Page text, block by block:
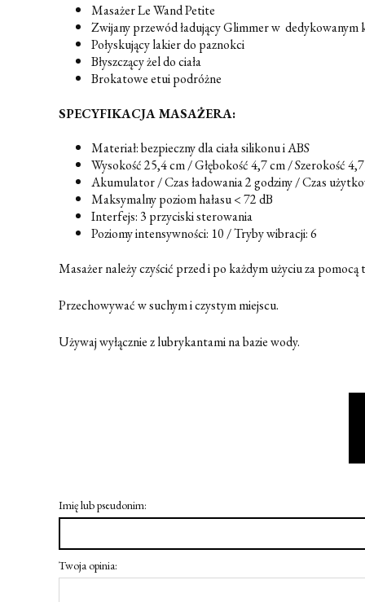
Masażer Le Wand Petite
Zwijany przewód ładujący Glimmer w dedykowanym
Połyskujący lakier do paznokci
Błyszczący żel do ciała
Brokatowe etui podróżne
SPECYFIKACJA MASAŻERA:
Materiał: bezpieczny dla ciała silikonu i ABS
Wysokość 25,4 cm / Głębokość 4,7 cm / Szerokość
Akumulator / Czas ładowania 2 godziny / Czas
Maksymalny poziom hałasu < 72 dB
Interfejs: 3 przyciski sterowania
Poziomy intensywności: 10 / Tryby wibracji: 6
Masażer należy czyścić przed i po każdym użyciu za
Przechowywać w suchym i czystym miejscu.
Używaj wyłącznie z lubrykantami na bazie wody.
Imię lub pseudonim:
Twoja opinia: